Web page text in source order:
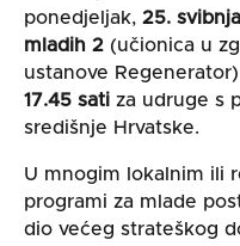
ponedjeljak, 25.
mladih 2 (učionica u
ustanove Regenerator)
17.45 sati za udruge s
središnje Hrvatske.
U mnogim lokalnim ili
programi za mlade
dio većeg strateškog